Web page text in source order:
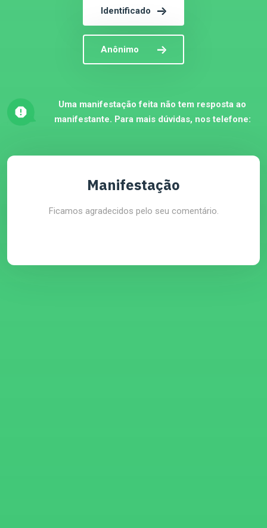
Identificado
Anônimo
Uma manifestação feita não tem resposta ao
manifestante. Para mais dúvidas, nos telefone:
Manifestação
Ficamos agradecidos pelo seu comentário.